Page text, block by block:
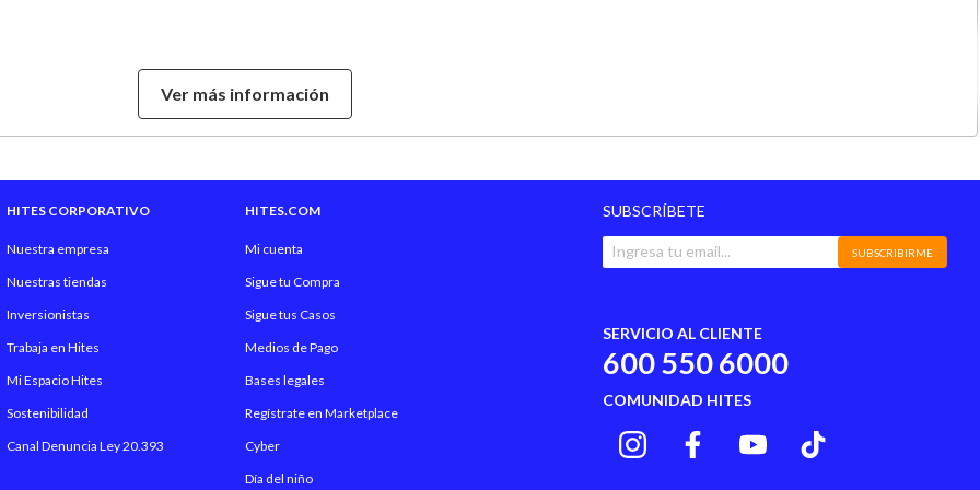
Ver más información
HITES CORPORATIVO
Nuestra empresa
Nuestras tiendas
Inversionistas
Trabaja en Hites
Mi Espacio Hites
Sostenibilidad
Canal Denuncia Ley 20.393
HITES.COM
Mi cuenta
Sigue tu Compra
Sigue tus Casos
Medios de Pago
Bases legales
Regístrate en Marketplace
Cyber
Día del niño
SUBSCRÍBETE
SUBSCRIBIRME
SERVICIO AL CLIENTE
600 550 6000
COMUNIDAD HITES